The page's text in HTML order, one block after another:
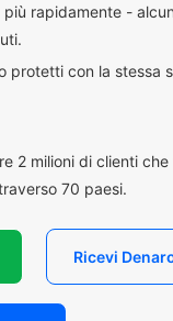
più rapidamente -
protetti con la stessa
2 milioni di clienti
70 paesi.
Ricevi